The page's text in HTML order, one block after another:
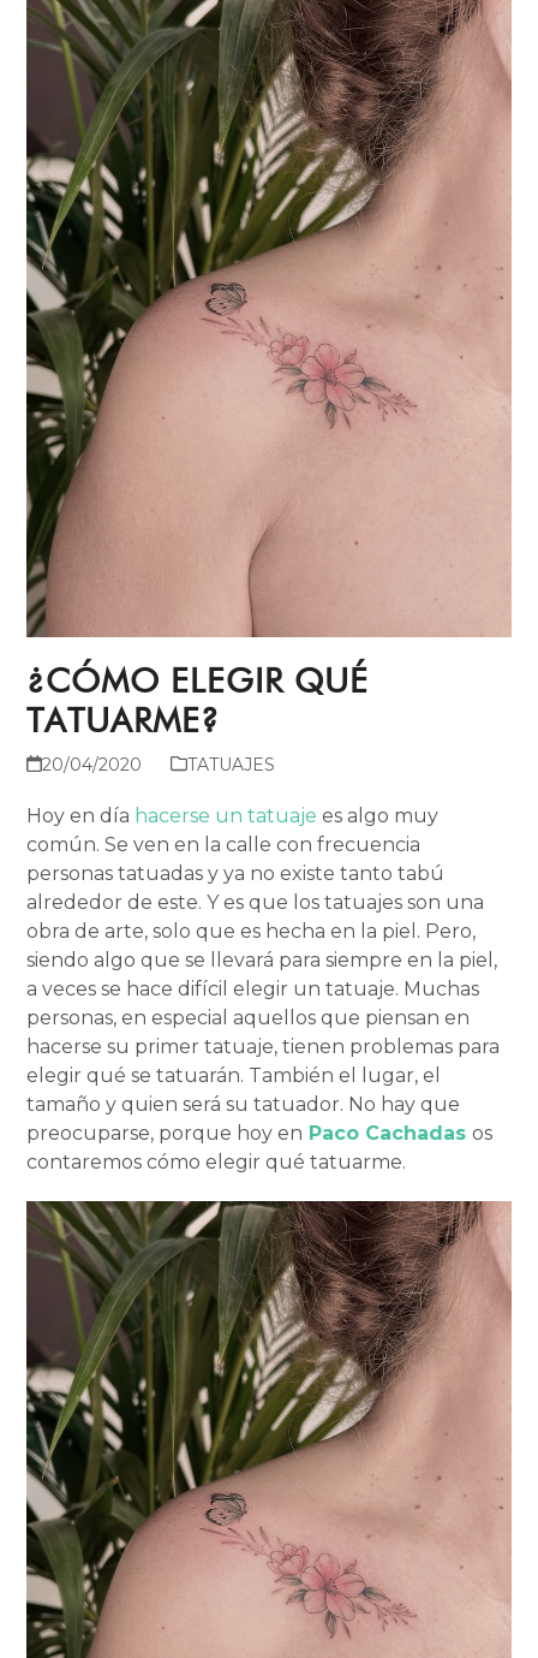
¿CÓMO ELEGIR QUÉ
TATUARME?
20/04/2020 TATUAJES
Hoy en día hacerse un tatuaje es algo muy
común. Se ven en la calle con frecuencia
personas tatuadas y ya no existe tanto tabú
alrededor de este. Y es que los tatuajes son una
obra de arte, solo que es hecha en la piel. Pero,
siendo algo que se llevará para siempre en la piel,
a veces se hace difícil elegir un tatuaje. Muchas
personas, en especial aquellos que piensan en
hacerse su primer tatuaje, tienen problemas para
elegir qué se tatuarán. También el lugar, el
tamaño y quien será su tatuador. No hay que
preocuparse, porque hoy en Paco Cachadasos
contaremos cómo elegir qué tatuarme.